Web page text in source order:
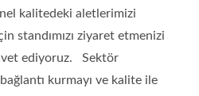
kalitedeki aletlerimizi
standımızı ziyaret etmenizi
ediyoruz. Sektör
kurmayı ve kalite ile